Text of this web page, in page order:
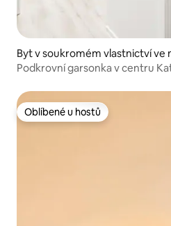
Byt v soukromém vlastnictví ve
ce
Podkrovní garsonka v centru
Oblíbené u hostů
Oblíbené u hostů